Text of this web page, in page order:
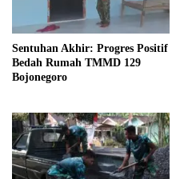
Sentuhan Akhir: Progres Positif
Bedah Rumah TMMD 129
Bojonegoro